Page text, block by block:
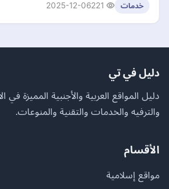
خدمات 2025-12-06
دليل في تي
دليل المواقع العربية والأجنبية المميزة في
والترفيه والخدمات والتقنية والمنوعات.
الأقسام
مواقع إسلامية